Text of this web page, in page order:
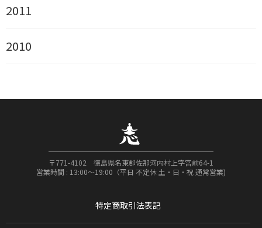
2011
2010
〒771-4102 徳島県名東郡佐那河内村上字宮前64-1
営業時間 : 13:00〜19:00（平日 不定休 土・日・祝 通常営業)
特定商取引法表記